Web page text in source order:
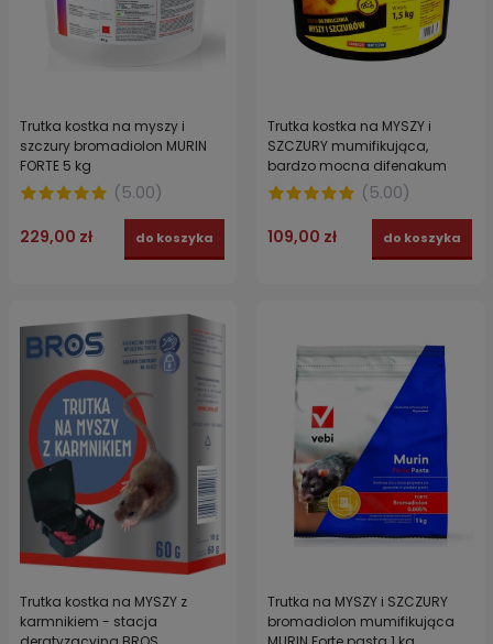
Trutka kostka na myszy i
szczury bromadiolon MURIN
FORTE 5 kg
(5.00)
229,00 zł do koszyka
Trutka kostka na MYSZY i
SZCZURY mumifikująca,
bardzo mocna difenakum
VIGONEZ MARS 1,5 kg
(5.00)
109,00 zł do koszyka
Trutka kostka na MYSZY z
karmnikiem - stacja
Trutka na MYSZY i SZCZURY
bromadiolon mumifikująca